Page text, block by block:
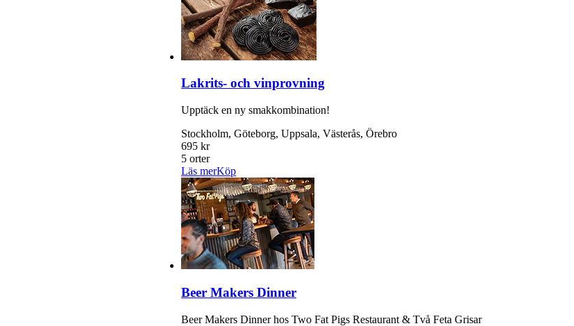
Lakrits- och vinprovning
Upptäck en ny smakkombination!
Stockholm, Göteborg, Uppsala, Västerås, Örebro
695 kr
5 orter
Läs merKöp
Beer Makers Dinner
Beer Makers Dinner hos Two Fat Pigs Restaurant & Två Feta Grisar